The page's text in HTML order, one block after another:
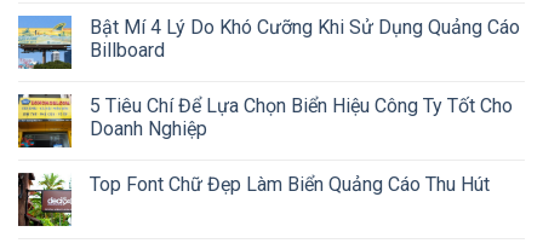
Bật Mí 4 Lý Do Khó Cưỡng Khi Sử Dụng Quảng Cáo
Billboard
5 Tiêu Chí Để Lựa Chọn Biển Hiệu Công Ty Tốt Cho
Doanh Nghiệp
Top Font Chữ Đẹp Làm Biển Quảng Cáo Thu Hút